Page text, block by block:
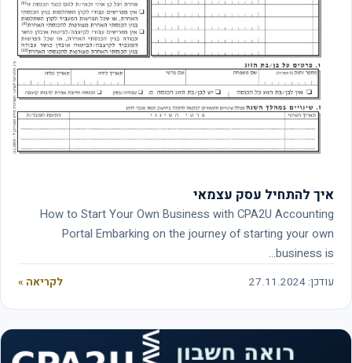
איך להתחיל עסק עצמאי
How to Start Your Own Business with CPA2U Accounting
Portal Embarking on the journey of starting your own
business is…
עודכן: 27.11.2024 לקריאה »